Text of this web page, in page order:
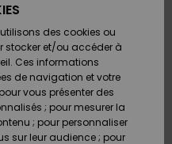
des cookies ou
stocker et/ou accéder à
Ces informations
de navigation et votre
vous présenter des
; pour mesurer la
; pour personnaliser
sur leur audience ; pour